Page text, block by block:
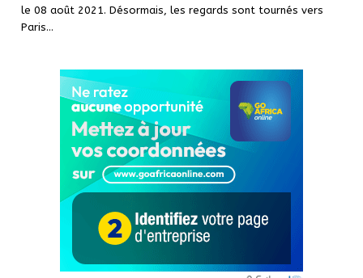
le 08 août 2021. Désormais, les regards sont tournés vers
Paris…